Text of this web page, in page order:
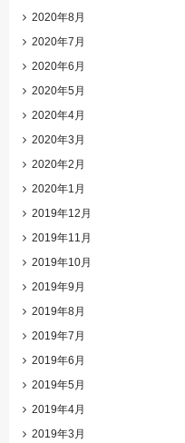
2020年8月
2020年7月
2020年6月
2020年5月
2020年4月
2020年3月
2020年2月
2020年1月
2019年12月
2019年11月
2019年10月
2019年9月
2019年8月
2019年7月
2019年6月
2019年5月
2019年4月
2019年3月